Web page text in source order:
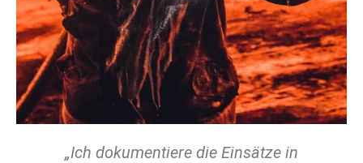
„Ich dokumentiere die Einsätze in